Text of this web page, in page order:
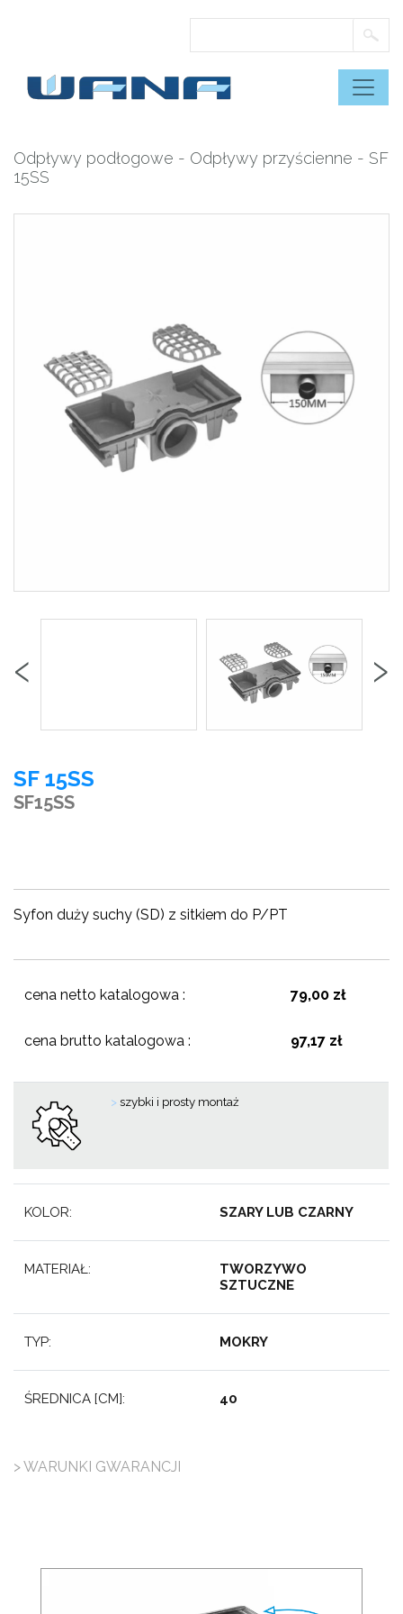
Odpływy podłogowe - Odpływy przyścienne - SF
15SS
‹ ›
SF 15SS
SF15SS
Syfon duży suchy (SD) z sitkiem do P/PT
cena netto katalogowa : 79,00 zł
cena brutto katalogowa : 97,17 zł
>szybki i prosty montaż
KOLOR: SZARY LUB CZARNY
MATERIAŁ:
TWORZYWO
SZTUCZNE
TYP: MOKRY
ŚREDNICA [CM]: 40
> WARUNKI GWARANCJI